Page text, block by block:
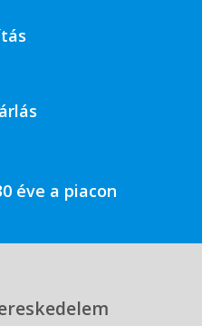
éve a piacon